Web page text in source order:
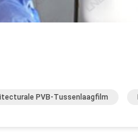
PVB-Tussenlaagfilm